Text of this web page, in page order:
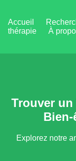
Accueil
thérapie
À
Trouver un
Bien-
Explorez notre